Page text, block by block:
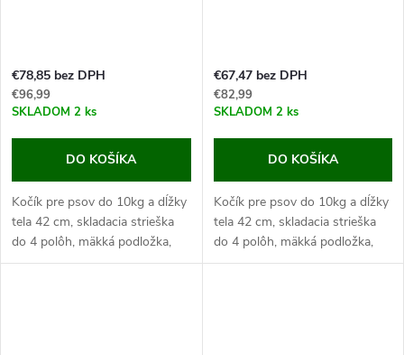
€78,85 bez DPH
€96,99
SKLADOM 2 ks
DO KOŠÍKA
Kočík pre psov do 10kg a dĺžky
tela 42 cm, skladacia strieška
do 4 polôh, mäkká podložka,
celkové rozmery 81x48x99cm.
€67,47 bez DPH
€82,99
SKLADOM 2 ks
DO KOŠÍKA
Kočík pre psov do 10kg a dĺžky
tela 42 cm, skladacia strieška
do 4 polôh, mäkká podložka,
celkové rozmery 81x48x99cm.